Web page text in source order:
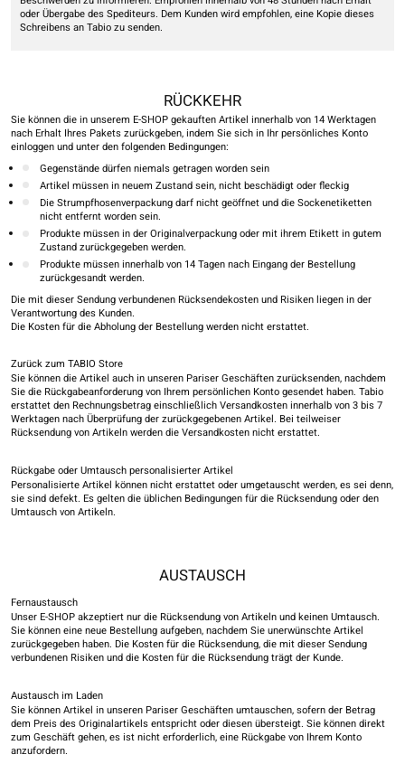
oder Übergabe des Spediteurs. Dem Kunden wird empfohlen, eine Kopie dieses
Schreibens an Tabio zu senden.
RÜCKKEHR
Sie können die in unserem E-SHOP gekauften Artikel innerhalb von 14 Werktagen
nach Erhalt Ihres Pakets zurückgeben, indem Sie sich in Ihr persönliches Konto
einloggen und unter den folgenden Bedingungen:
Gegenstände dürfen niemals getragen worden sein
Artikel müssen in neuem Zustand sein, nicht beschädigt oder fleckig
Die Strumpfhosenverpackung darf nicht geöffnet und die Sockenetiketten
nicht entfernt worden sein.
Produkte müssen in der Originalverpackung oder mit ihrem Etikett in gutem
Zustand zurückgegeben werden.
Produkte müssen innerhalb von 14 Tagen nach Eingang der Bestellung
zurückgesandt werden.
Die mit dieser Sendung verbundenen Rücksendekosten und Risiken liegen in der
Verantwortung des Kunden.
Die Kosten für die Abholung der Bestellung werden nicht erstattet.
Zurück zum TABIO Store
Sie können die Artikel auch in unseren Pariser Geschäften zurücksenden, nachdem
Sie die Rückgabeanforderung von Ihrem persönlichen Konto gesendet haben. Tabio
erstattet den Rechnungsbetrag einschließlich Versandkosten innerhalb von 3 bis 7
Werktagen nach Überprüfung der zurückgegebenen Artikel. Bei teilweiser
Rücksendung von Artikeln werden die Versandkosten nicht erstattet.
Rückgabe oder Umtausch personalisierter Artikel
Personalisierte Artikel können nicht erstattet oder umgetauscht werden, es sei denn,
sie sind defekt. Es gelten die üblichen Bedingungen für die Rücksendung oder den
Umtausch von Artikeln.
AUSTAUSCH
Fernaustausch
Unser E-SHOP akzeptiert nur die Rücksendung von Artikeln und keinen Umtausch.
Sie können eine neue Bestellung aufgeben, nachdem Sie unerwünschte Artikel
zurückgegeben haben. Die Kosten für die Rücksendung, die mit dieser Sendung
verbundenen Risiken und die Kosten für die Rücksendung trägt der Kunde.
Austausch im Laden
Sie können Artikel in unseren Pariser Geschäften umtauschen, sofern der Betrag
dem Preis des Originalartikels entspricht oder diesen übersteigt. Sie können direkt
zum Geschäft gehen, es ist nicht erforderlich, eine Rückgabe von Ihrem Konto
anzufordern.